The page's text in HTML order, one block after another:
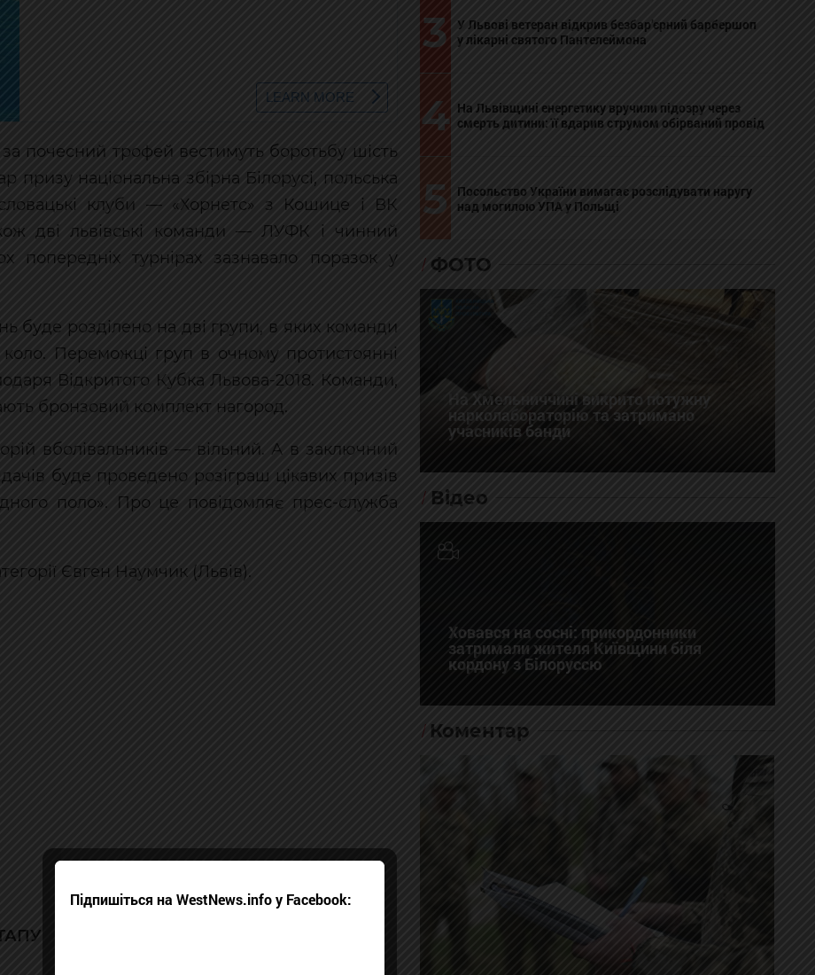
почесний трофей вестимуть боротьбу шість
призу національна збірна Білорусі, польська
клуби — «Хорнетс» з Кошице і ВК
дві львівські команди — ЛУФК і чинний
попередніх турнірах зазнавало поразок у
буде розділено на дві групи, в яких команди
Переможці груп в очному протистоянні
Відкритого Кубка Львова-2018. Команди,
бронзовий комплект нагород.
вболівальників — вільний. А в заключний
буде проведено розіграш цікавих призів
поло». Про це повідомляє прес-служба
Євген Наумчик (Львів).
3
У Львові ветеран відкрив безбар’єрний барбершоп
у лікарні святого Пантелеймона
4 На Львівщині енергетику вручили підозру через
смерть дитини: її вдарив струмом обірваний провід
5
Посольство України вимагає розслідувати наругу
над могилою УПА у Польщі
ФОТО
На Хмельниччині викрито потужну
нарколабораторію та затримано
учасників банди
Відео
Ховався на сосні: прикордонники
затримали жителя Київщини біля
кордону з Білоруссю
Коментар
Підпишіться на WestNews.info у Facebook: